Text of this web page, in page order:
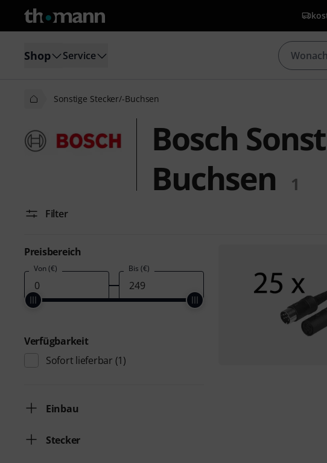
Shop Service
Sonstige Stecker/-Buchsen
Bosch
Buchsen
1
Filter
Preisbereich
Von (€) Bis (€)
Verfügbarkeit
Sofort lieferbar (1)
Einbau
Stecker